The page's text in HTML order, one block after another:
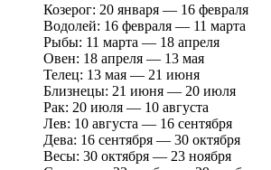
Козерог: 20 января — 16 февраля
Водолей: 16 февраля — 11 марта
Рыбы: 11 марта — 18 апреля
Овен: 18 апреля — 13 мая
Телец: 13 мая — 21 июня
Близнецы: 21 июня — 20 июля
Рак: 20 июля — 10 августа
Лев: 10 августа — 16 сентября
Дева: 16 сентября — 30 октября
Весы: 30 октября — 23 ноября